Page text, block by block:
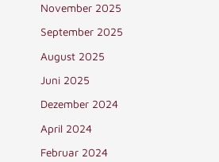
November 2025
September 2025
August 2025
Juni 2025
Dezember 2024
April 2024
Februar 2024